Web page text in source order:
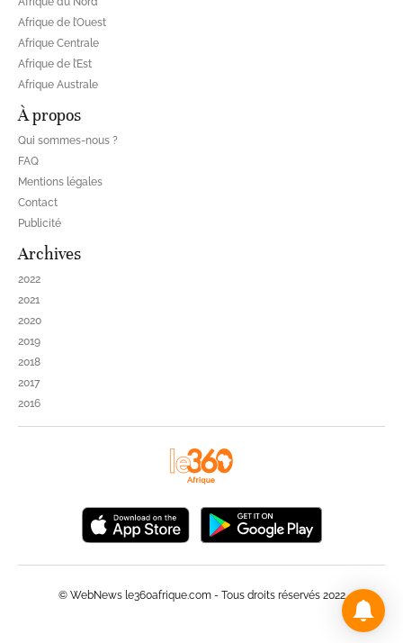
Afrique de l’Ouest
Afrique Centrale
Afrique de l’Est
Afrique Australe
À propos
Qui sommes-nous ?
FAQ
Mentions légales
Contact
Publicité
Archives
2022
2021
2020
2019
2018
2017
2016
© WebNews le360afrique.com - Tous droits réservés 2022